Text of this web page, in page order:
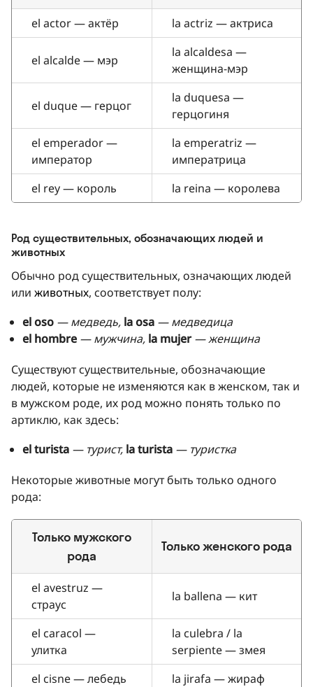
el actor — актёр la actriz — актриса
el alcalde — мэр
la alcaldesa —
женщина-мэр
el duque — герцог
la duquesa —
герцогиня
el emperador —
император
la emperatriz —
императрица
el rey — король
la reina — королева
Род существительных, обозначающих людей и
животных
Обычно род существительных, означающих людей
или животных, соответствует полу:
el oso — медведь, la osa — медведица
el hombre — мужчина, la mujer— женщина
Существуют существительные, обозначающие
людей, которые не изменяются как в женском, так и
в мужском роде, их род можно понять только по
артиклю, как здесь:
el turista — турист, la turista — туристка
Некоторые животные могут быть только одного
рода:
Только мужского
рода
Только женского рода
el avestruz —
страус
la ballena — кит
el caracol —
улитка
la culebra / la
serpiente — змея
el cisne — лебедь
la jirafa — жираф